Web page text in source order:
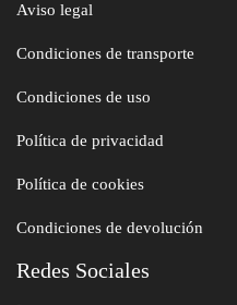
Aviso legal
Condiciones de transporte
Condiciones de uso
Política de privacidad
Política de cookies
Condiciones de devolución
Redes Sociales